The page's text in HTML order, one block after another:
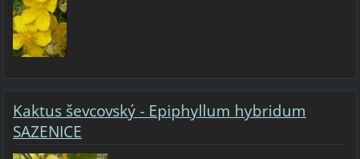
Kaktus ševcovský - Epiphyllum hybridum
SAZENICE